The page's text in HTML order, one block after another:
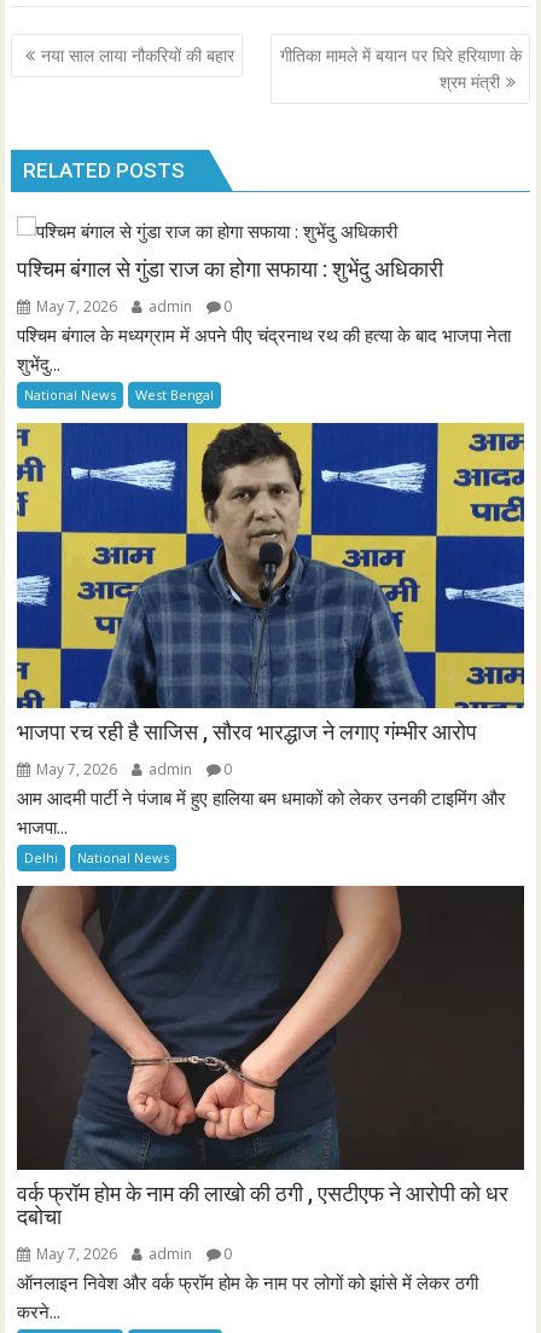
Post
navigation
नया साल लाया नौकरियों की बहार
गीतिका मामले में बयान पर घिरे हरियाणा के
श्रम मंत्री
RELATED POSTS
पश्चिम बंगाल से गुंडा राज का होगा सफाया : शुभेंदु अधिकारी
May 7, 2026 admin 0
पश्चिम बंगाल के मध्यग्राम में अपने पीए चंद्रनाथ रथ की हत्या के बाद भाजपा नेता
शुभेंदु...
National News West Bengal
भाजपा रच रही है साजिस , सौरव भारद्धाज ने लगाए गंम्भीर आरोप
May 7, 2026 admin 0
आम आदमी पार्टी ने पंजाब में हुए हालिया बम धमाकों को लेकर उनकी टाइमिंग और
भाजपा...
Delhi National News
वर्क फ्रॉम होम के नाम की लाखो की ठगी , एसटीएफ ने आरोपी को धर
दबोचा
May 7, 2026 admin 0
ऑनलाइन निवेश और वर्क फ्रॉम होम के नाम पर लोगों को झांसे में लेकर ठगी
करने...